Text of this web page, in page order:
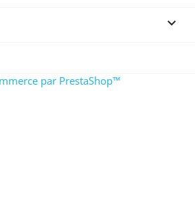

par PrestaShop™